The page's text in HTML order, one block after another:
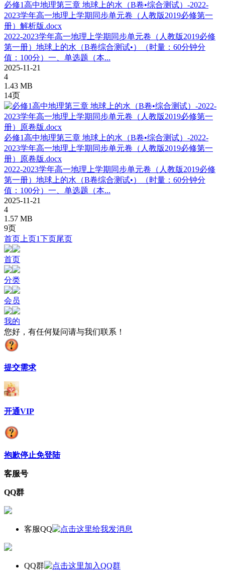
必修1高中地理第三章 地球上的水（B卷•综合测试）-2022-
2023学年高一地理上学期同步单元卷（人教版2019必修第一
册）解析版.docx
2022-2023学年高一地理上学期同步单元卷（人教版2019必修
第一册）地球上的水（B卷综合测试•）（时量：60分钟分
值：100分）一、单选题（本...
2025-11-21
4
1.43 MB
14页
必修1高中地理第三章 地球上的水（B卷•综合测试）-2022-
2023学年高一地理上学期同步单元卷（人教版2019必修第一
册）原卷版.docx
2022-2023学年高一地理上学期同步单元卷（人教版2019必修
第一册）地球上的水（B卷综合测试•）（时量：60分钟分
值：100分）一、单选题（本...
2025-11-21
4
1.57 MB
9页
首页 上页1下页尾页
首页
分类
会员
我的
您好，有任何疑问请与我们联系！
提交需求
开通VIP
抱歉停止免登陆
客服号
QQ群
客服QQ
QQ群